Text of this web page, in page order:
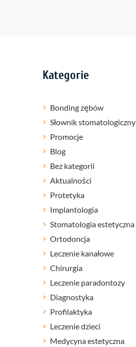
Kategorie
Bonding zębów
Słownik stomatologiczny
Promocje
Blog
Bez kategorii
Aktualności
Protetyka
Implantologia
Stomatologia estetyczna
Ortodoncja
Leczenie kanałowe
Chirurgia
Leczenie paradontozy
Diagnostyka
Profilaktyka
Leczenie dzieci
Medycyna estetyczna